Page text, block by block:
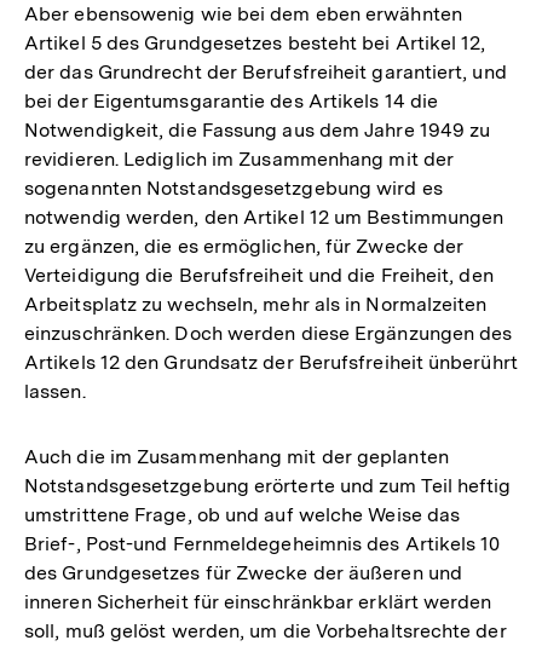
Aber ebensowenig wie bei dem eben erwähnten
Artikel 5 des Grundgesetzes besteht bei Artikel 12,
der das Grundrecht der Berufsfreiheit garantiert, und
bei der Eigentumsgarantie des Artikels 14 die
Notwendigkeit, die Fassung aus dem Jahre 1949 zu
revidieren. Lediglich im Zusammenhang mit der
sogenannten Notstandsgesetzgebung wird es
notwendig werden, den Artikel 12 um Bestimmungen
zu ergänzen, die es ermöglichen, für Zwecke der
Verteidigung die Berufsfreiheit und die Freiheit, den
Arbeitsplatz zu wechseln, mehr als in Normalzeiten
einzuschränken. Doch werden diese Ergänzungen des
Artikels 12 den Grundsatz der Berufsfreiheit ünberührt
lassen.
Auch die im Zusammenhang mit der geplanten
Notstandsgesetzgebung erörterte und zum Teil heftig
umstrittene Frage, ob und auf welche Weise das
Brief-, Post-und Fernmeldegeheimnis des Artikels 10
des Grundgesetzes für Zwecke der äußeren und
inneren Sicherheit für einschränkbar erklärt werden
soll, muß gelöst werden, um die Vorbehaltsrechte der